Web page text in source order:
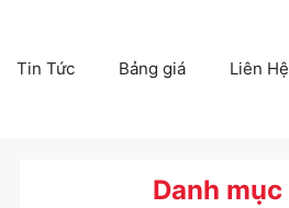
Tin Tức Bảng giá Liên Hệ
Danh mục